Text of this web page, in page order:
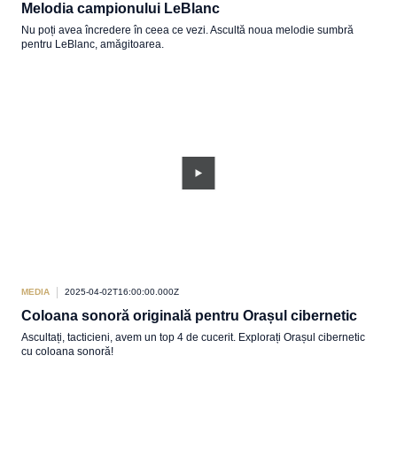
Melodia campionului LeBlanc
Nu poți avea încredere în ceea ce vezi. Ascultă noua melodie sumbră
pentru LeBlanc, amăgitoarea.
MEDIA 2025-04-02T16:00:00.000Z
Coloana sonoră originală pentru Orașul cibernetic
Ascultați, tacticieni, avem un top 4 de cucerit. Explorați Orașul cibernetic
cu coloana sonoră!